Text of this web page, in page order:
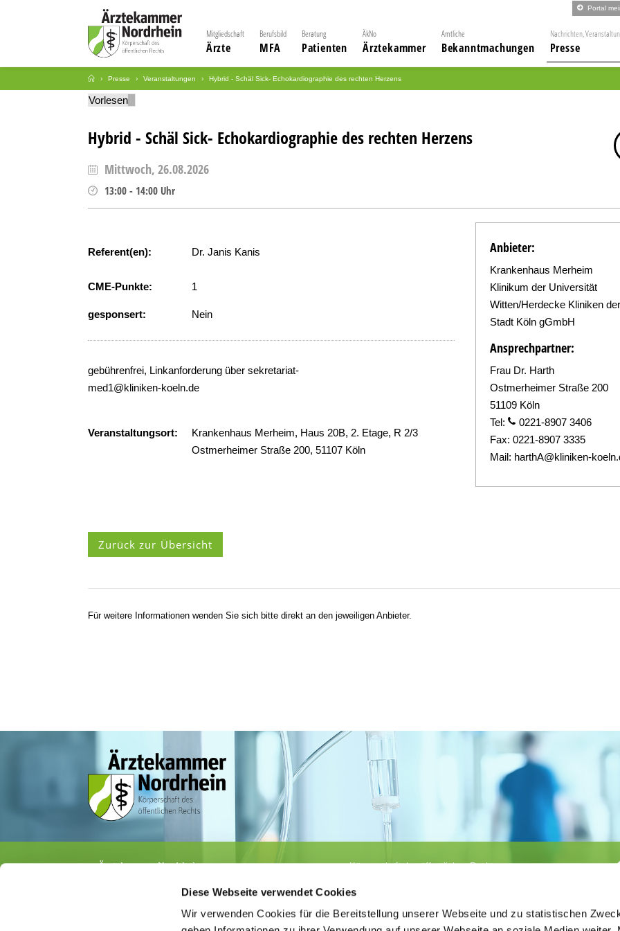
Diese Webseite verwendet Cookies
Wir verwenden Cookies für die Bereitstellung unserer Webseite und zu statistischen
Portal
Mitgliedschaft
Ärzte
Berufsbild
MFA
Beratung
Patienten
ÄkNo
Ärztekammer
Amtliche
Bekanntmachungen
Nachrichten,
Presse
Presse Veranstaltungen Hybrid - Schäl Sick- Echokardiographie des rechten Herzens
Vorlesen
Hybrid - Schäl Sick- Echokardiographie des rechten Herzens
Mittwoch, 26.08.2026
13:00 - 14:00 Uhr
Referent(en): Dr. Janis Kanis
CME-Punkte: 1
gesponsert: Nein
gebührenfrei, Linkanforderung über sekretariat-
med1@kliniken-koeln.de
Veranstaltungsort:
Krankenhaus Merheim, Haus 20B, 2. Etage, R 2/3
Ostmerheimer Straße 200, 51107 Köln
Anbieter:
Krankenhaus Merheim
Klinikum der Universität
Witten/Herdecke Kliniken der
Stadt Köln gGmbH
Ansprechpartner:
Frau Dr. Harth
Ostmerheimer Straße 200
51109 Köln
Tel:
0221-8907 3406
Fax: 0221-8907 3335
Mail: harthA@kliniken-
Zurück zur Übersicht
Für weitere Informationen wenden Sie sich bitte direkt an den jeweiligen Anbieter.
Ärztekammer Nordrhein
· Fax 0211 / 4302 2009
aerztekammer@aekno.de
Körperschaft des öffentlichen Rechts